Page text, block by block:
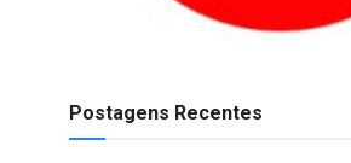
Postagens Recentes